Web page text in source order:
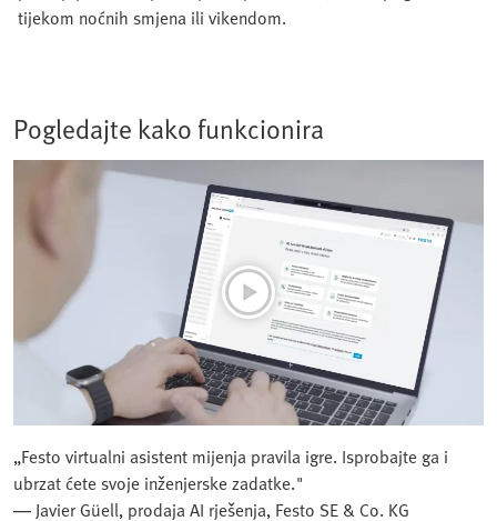
tijekom noćnih smjena ili vikendom.
Pogledajte kako funkcionira
„Festo virtualni asistent mijenja pravila igre. Isprobajte ga i
ubrzat ćete svoje inženjerske zadatke."
— Javier Güell, prodaja AI rješenja, Festo SE & Co. KG